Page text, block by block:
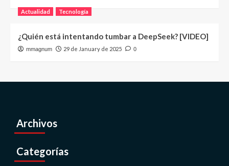
Actualidad Tecnología
¿Quién está intentando tumbar a DeepSeek? [VIDEO]
mmagnum 29 de January de 2025 0
Archivos
Categorías